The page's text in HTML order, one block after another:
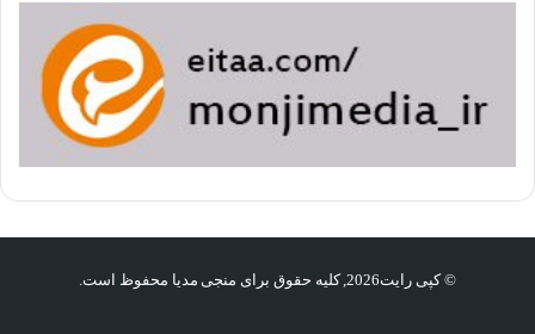
© کپی رایت2026, کلیه حقوق برای منجی مدیا محفوظ است.